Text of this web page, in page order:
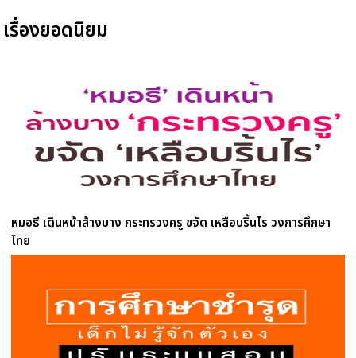
เรื่องยอดนิยม
หมอธี เดินหน้าล้างบาง กระทรวงครู ขจัด เหลือบริ้นไร วงการศึกษา
ไทย